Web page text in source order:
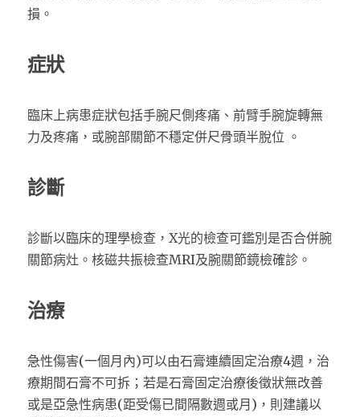
損。
症狀
臨床上病患症狀包括手腕尺側疼痛、前臂手腕旋轉無
力及疼痛，或腕部關節不穩定併尺骨頭半脫位 。
診斷
診斷以臨床的理學檢查，X光的檢查可鑑別是否合併腕
關節病灶。核磁共振檢查MRI及腕關節鏡檢確診。
治療
急性傷害(一個月內)可以由石膏連續固定治療4週，治
療期間石膏不可拆；若是石膏固定治療後徵狀無改善
或是亞急性病患(距受傷已間隔數週或月)，則建議以